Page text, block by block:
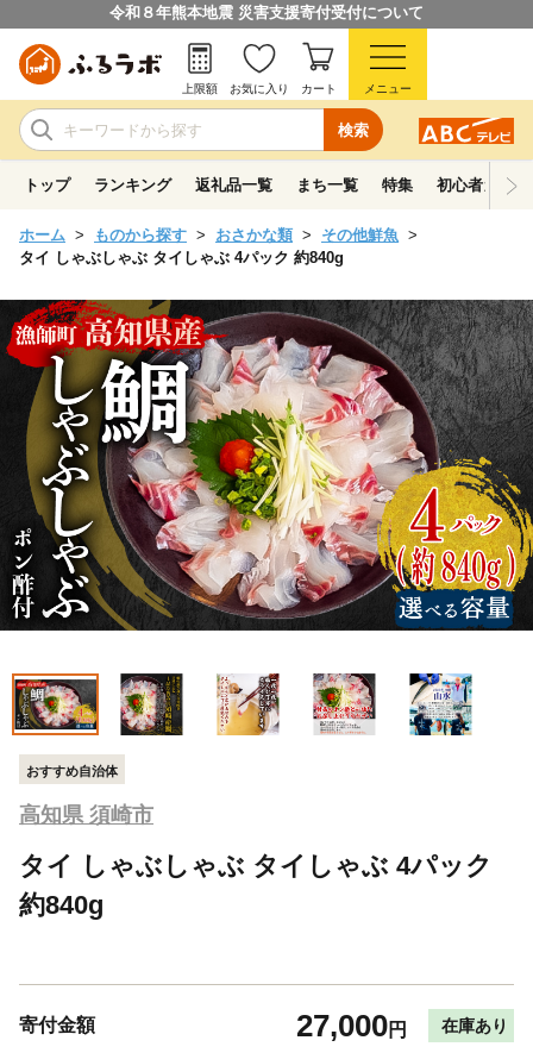
令和８年熊本地震 災害支援寄付受付について
検索
上限額 お気に入り カート メニュー
トップ ランキング 返礼品一覧 まち一覧 特集 初心者ガイド
ホーム ものから探す おさかな類
その他鮮魚
タイ しゃぶしゃぶ タイしゃぶ 4パック 約840g
おすすめ自治体
高知県 須崎市
タイ しゃぶしゃぶ タイしゃぶ 4パック
約840g
寄付金額 27,000円 在庫あり